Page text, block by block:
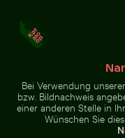
Einsamer Spaziergang am
Elegante
Bei Verwendung
bzw. Bildnachweis
einer anderen Stelle in
Wünschen Sie